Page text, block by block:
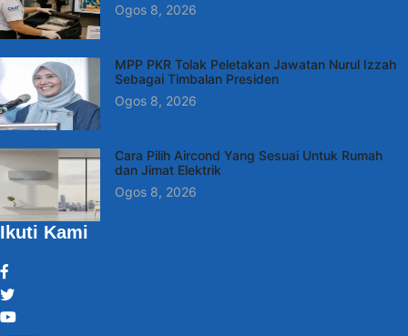
Ogos 8, 2026
MPP PKR Tolak Peletakan Jawatan Nurul Izzah
Sebagai Timbalan Presiden
Ogos 8, 2026
Cara Pilih Aircond Yang Sesuai Untuk Rumah
dan Jimat Elektrik
Ogos 8, 2026
Ikuti Kami